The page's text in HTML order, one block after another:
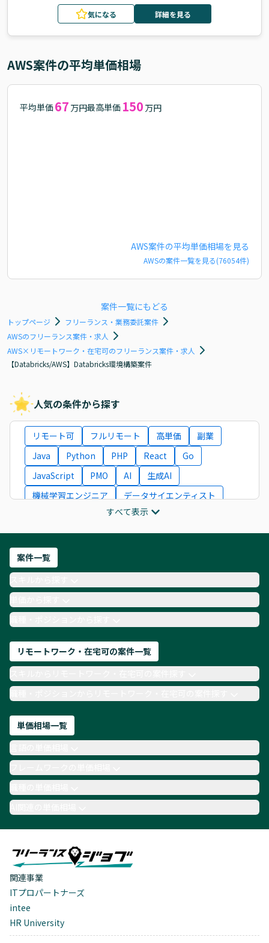
気になる 詳細を見る
AWS案件の平均単価相場
平均単価 67 万円最高単価 150 万円
AWS案件の平均単価相場を見る
AWSの案件一覧を見る(76054件)
案件一覧にもどる
トップページ
フリーランス・業務委託案件
AWSのフリーランス案件・求人
AWS×リモートワーク・在宅可のフリーランス案件・求人
【Databricks/AWS】Databricks環境構築案件
人気の条件から探す
リモート可 フルリモート 高単価
副業
Java
Python PHP React
Go
JavaScript
PMO AI
生成AI
機械学習エンジニア
データサイエンティスト
ITコンサルタント
フロントエンドエンジニア
ネットワークエンジニア
AIエンジニア
Webデザイナー
月収100万円 業務委託
COBOL
Ruby
TypeScript
Laravel AWS
すべて表示
案件一覧
単価から探す
職種・ポジションから探す
リモートワーク・在宅可の案件一覧
職種・ポジションからリモートワーク・在宅可の案件探す
単価相場一覧
職種の単価相場
AI関連の単価相場
関連事業
ITプロパートナーズ
intee
HR University